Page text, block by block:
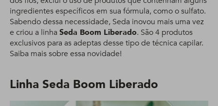
ingredientes específicos em sua fórmula, como o sulfato.
Sabendo dessa necessidade, Seda inovou mais uma vez
e criou a linha Seda Boom Liberado. São 4 produtos
exclusivos para as adeptas desse tipo de técnica capilar.
Saiba mais sobre essa novidade!
Linha Seda Boom Liberado